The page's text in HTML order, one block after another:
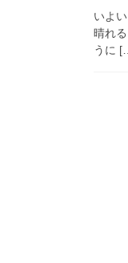
いよ
晴れ
うに